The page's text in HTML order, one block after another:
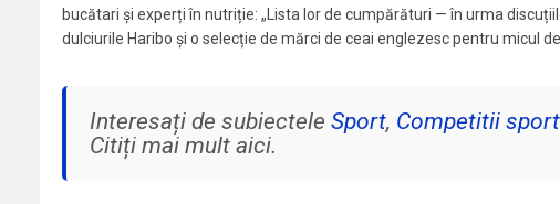
bucătari și experți în nutriție: „Lista lor de cumpărături — în urma
dulciurile Haribo și o selecție de mărci de ceai englezesc pentru micul
Interesați de subiectele Sport, Competitii
Citiți mai mult aici.